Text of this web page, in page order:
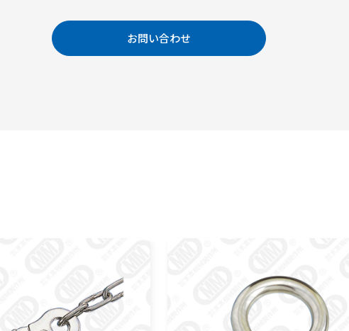
お問い合わせ